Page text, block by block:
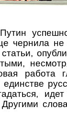
чернила
работа
Другими